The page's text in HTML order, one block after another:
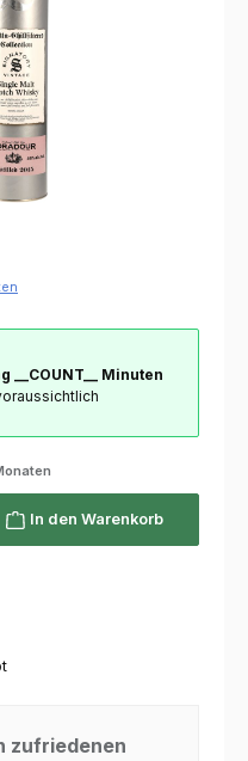
__COUNT__ Minuten
In den Warenkorb
zufriedenen